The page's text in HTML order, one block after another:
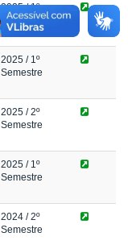
2025/ 1º
Semestre
2025 / 1º
Semestre
2025 / 2º
Semestre
2025 / 1º
Semestre
2024 / 2º
Semestre